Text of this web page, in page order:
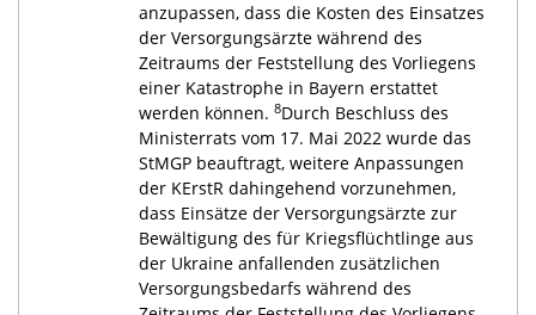
anzupassen, dass die Kosten des Einsatzes
der Versorgungsärzte während des
Zeitraums der Feststellung des Vorliegens
einer Katastrophe in Bayern erstattet
werden können. 8Durch Beschluss des
Ministerrats vom 17. Mai 2022 wurde das
StMGP beauftragt, weitere Anpassungen
der KErstR dahingehend vorzunehmen,
dass Einsätze der Versorgungsärzte zur
Bewältigung des für Kriegsflüchtlinge aus
der Ukraine anfallenden zusätzlichen
Versorgungsbedarfs während des